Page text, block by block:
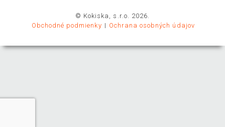
© Kokiska, s.r.o. 2026.
Obchodné podmienky
Ochrana osobných údajov